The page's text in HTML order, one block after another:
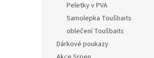
Peletky v PVA
Samolepka Toušbaits
oblečení Toušbaits
Dárkové poukazy